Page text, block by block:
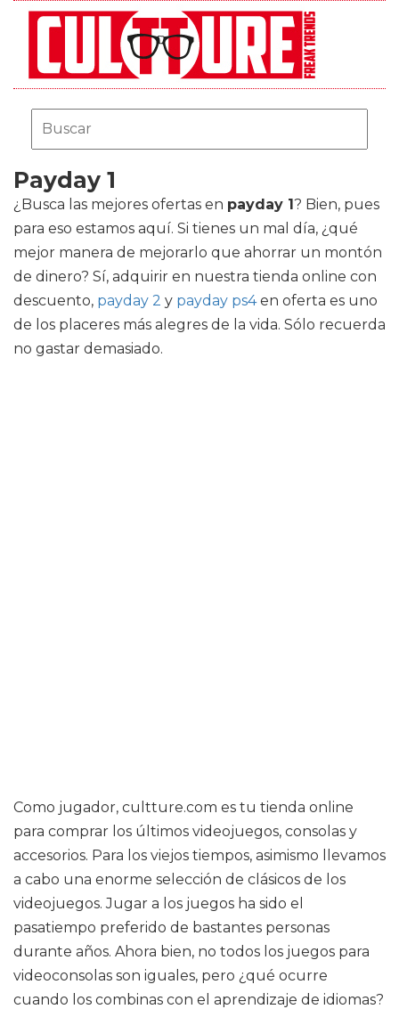
Payday 1
¿Busca las mejores ofertas en payday 1? Bien, pues
para eso estamos aquí. Si tienes un mal día, ¿qué
mejor manera de mejorarlo que ahorrar un montón
de dinero? Sí, adquirir en nuestra tienda online con
descuento, payday 2 y payday ps4en oferta es uno
de los placeres más alegres de la vida. Sólo recuerda
no gastar demasiado.
Como jugador, cultture.com es tu tienda online
para comprar los últimos videojuegos, consolas y
accesorios. Para los viejos tiempos, asimismo llevamos
a cabo una enorme selección de clásicos de los
videojuegos. Jugar a los juegos ha sido el
pasatiempo preferido de bastantes personas
durante años. Ahora bien, no todos los juegos para
videoconsolas son iguales, pero ¿qué ocurre
cuando los combinas con el aprendizaje de idiomas?